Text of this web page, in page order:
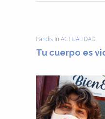
Pandis In ACTUALIDAD
Tu cuerpo es